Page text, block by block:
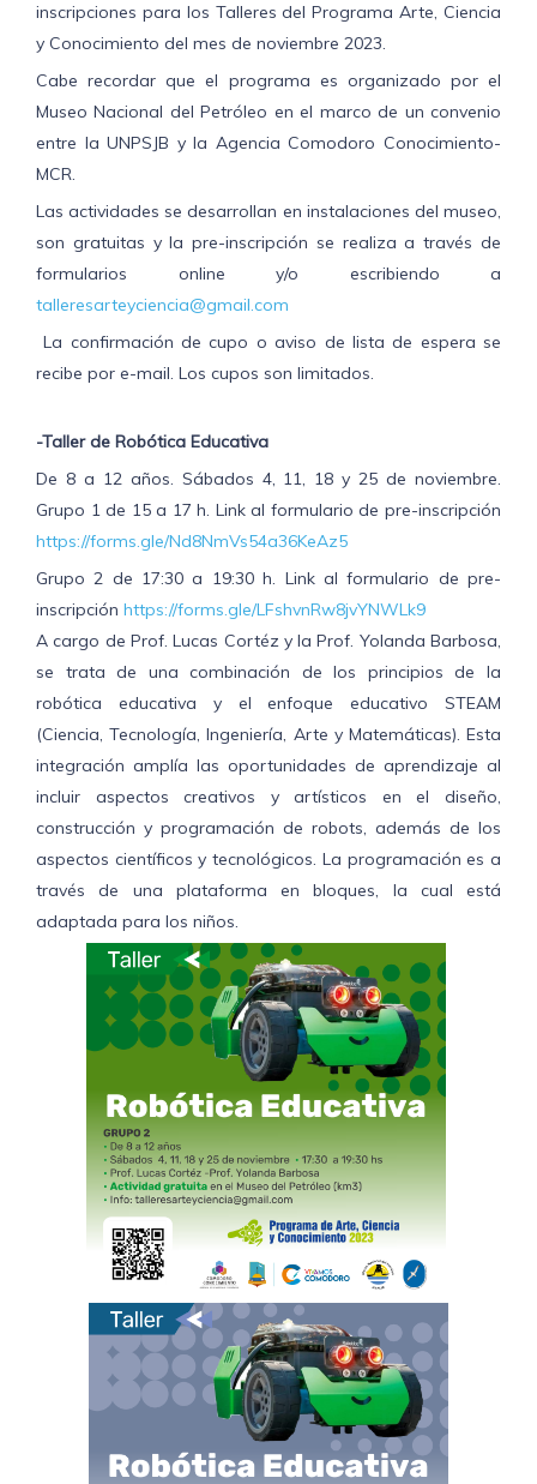
inscripciones para los Talleres del Programa Arte, Ciencia
y Conocimiento del mes de noviembre 2023.
Cabe recordar que el programa es organizado por el
Museo Nacional del Petróleo en el marco de un convenio
entre la UNPSJB y la Agencia Comodoro Conocimiento-
MCR.
Las actividades se desarrollan en instalaciones del museo,
son gratuitas y la pre-inscripción se realiza a través de
formularios online y/o escribiendo a
talleresarteyciencia@gmail.com
La confirmación de cupo o aviso de lista de espera se
recibe por e-mail. Los cupos son limitados.
-Taller de Robótica Educativa
De 8 a 12 años. Sábados 4, 11, 18 y 25 de noviembre.
Grupo 1 de 15 a 17 h. Link al formulario de pre-inscripción
https://forms.gle/Nd8NmVs54a36KeAz5
Grupo 2 de 17:30 a 19:30 h. Link al formulario de pre-
inscripción https://forms.gle/LFshvnRw8jvYNWLk9
A cargo de Prof. Lucas Cortéz y la Prof. Yolanda Barbosa,
se trata de una combinación de los principios de la
robótica educativa y el enfoque educativo STEAM
(Ciencia, Tecnología, Ingeniería, Arte y Matemáticas). Esta
integración amplía las oportunidades de aprendizaje al
incluir aspectos creativos y artísticos en el diseño,
construcción y programación de robots, además de los
aspectos científicos y tecnológicos. La programación es a
través de una plataforma en bloques, la cual está
adaptada para los niños.